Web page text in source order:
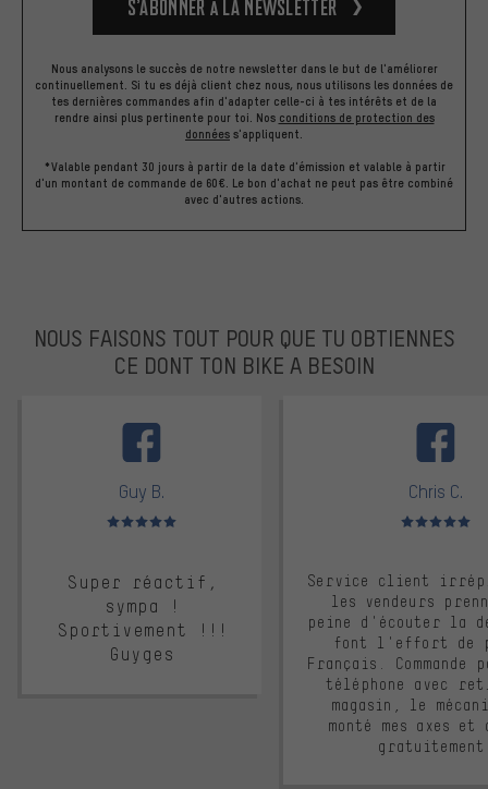
S’abonner à la newsletter
Nous analysons le succès de notre newsletter dans le but de l'améliorer
continuellement. Si tu es déjà client chez nous, nous utilisons les données de
tes dernières commandes afin d'adapter celle-ci à tes intérêts et de la
rendre ainsi plus pertinente pour toi. Nos conditions de protection des
données s'appliquent.
*Valable pendant 30 jours à partir de la date d'émission et valable à partir
d'un montant de commande de 60€. Le bon d'achat ne peut pas être combiné
avec d'autres actions.
NOUS FAISONS TOUT POUR QUE TU OBTIENNES
CE DONT TON BIKE A BESOIN
Guy B.
Note moyenne : 5 sur 5
Super réactif,
sympa !
Sportivement !!!
Guyges
Chris C.
Note moyenne :
Service client
les vendeurs
peine d'écouter la
font l'effort de
Français. Commande
téléphone avec
magasin, le
monté mes axes et